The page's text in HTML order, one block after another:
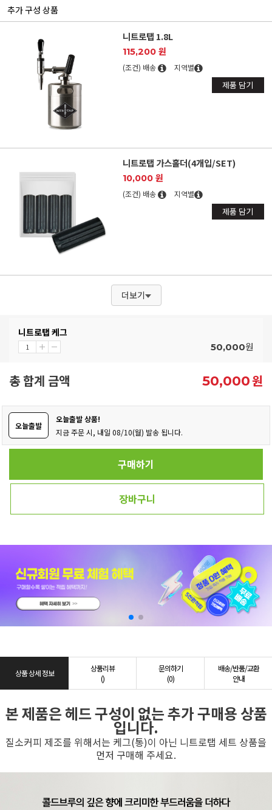
추가 구성 상품
니트로탭 1.8L
115,200 원
(조건) 배송 지역별
제품 담기
니트로탭 가스홀더(4개입/SET)
10,000 원
(조건) 배송 지역별
제품 담기
더보기
니트로탭 케그
50,000원
총 합계 금액 50,000원
오늘출발
오늘출발 상품!
지금 주문 시, 내일 08/10(월) 발송 됩니다.
구매하기
장바구니
상품 상세 정보
상품리뷰
()
문의하기
(0)
배송/반품/교환
안내
본 제품은 헤드 구성이 없는 추가 구매용 상품
입니다.
질소커피 제조를 위해서는 케그(통)이 아닌 니트로탭 세트 상품을
먼저 구매해 주세요.